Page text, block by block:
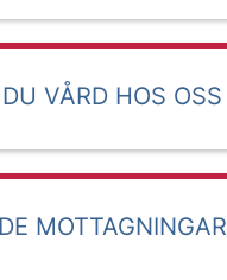
VÅRD HOS OSS
MOTTAGNINGAR